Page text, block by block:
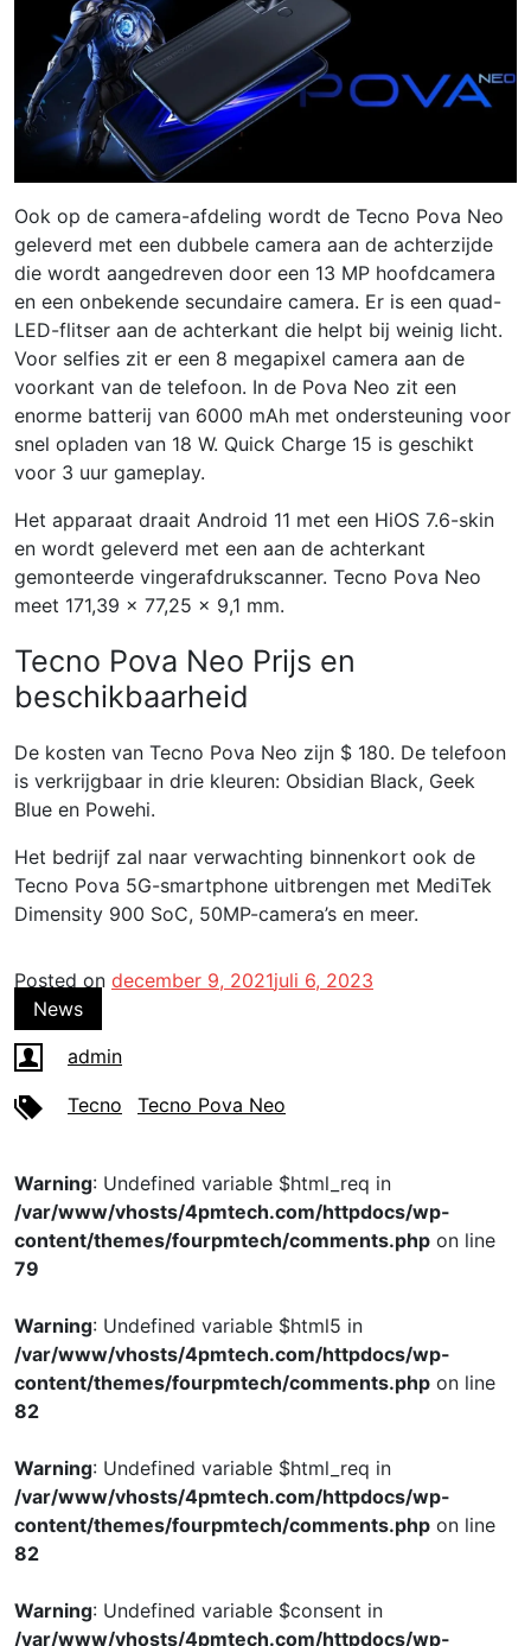
Ook op de camera-afdeling wordt de Tecno Pova Neo
geleverd met een dubbele camera aan de achterzijde
die wordt aangedreven door een 13 MP hoofdcamera
en een onbekende secundaire camera. Er is een quad-
LED-flitser aan de achterkant die helpt bij weinig licht.
Voor selfies zit er een 8 megapixel camera aan de
voorkant van de telefoon. In de Pova Neo zit een
enorme batterij van 6000 mAh met ondersteuning voor
snel opladen van 18 W. Quick Charge 15 is geschikt
voor 3 uur gameplay.
Het apparaat draait Android 11 met een HiOS 7.6-skin
en wordt geleverd met een aan de achterkant
gemonteerde vingerafdrukscanner. Tecno Pova Neo
meet 171,39 x 77,25 x 9,1 mm.
Tecno Pova Neo Prijs en
beschikbaarheid
De kosten van Tecno Pova Neo zijn $ 180. De telefoon
is verkrijgbaar in drie kleuren: Obsidian Black, Geek
Blue en Powehi.
Het bedrijf zal naar verwachting binnenkort ook de
Tecno Pova 5G-smartphone uitbrengen met MediTek
Dimensity 900 SoC, 50MP-camera’s en meer.
Posted on december 9, 2021juli 6, 2023
News
admin
Tecno Tecno Pova Neo
Warning: Undefined variable $html_req in
/var/www/vhosts/4pmtech.com/httpdocs/wp-
content/themes/fourpmtech/comments.php on line
79
Warning: Undefined variable $html5 in
/var/www/vhosts/4pmtech.com/httpdocs/wp-
content/themes/fourpmtech/comments.php on line
82
Warning: Undefined variable $html_req in
/var/www/vhosts/4pmtech.com/httpdocs/wp-
content/themes/fourpmtech/comments.php on line
82
Warning: Undefined variable $consent in
/var/www/vhosts/4pmtech.com/httpdocs/wp-